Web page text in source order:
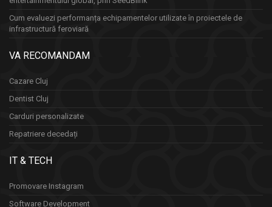
Cum evaluezi performanța echipamentelor utilizate în proiectele de
infrastructură feroviară
VA RECOMANDAM
Cazare Cluj
Dentist Cluj
Carduri personalizate
Repatriere decedați
IT & TECH
Promovare Instagram
Software Development